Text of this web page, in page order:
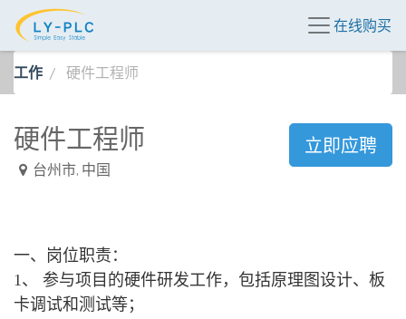
在线购买
工作 硬件工程师
立即应聘
硬件工程师
台州市, 中国
一、岗位职责：
1、 参与项目的硬件研发工作，包括原理图设计、板
卡调试和测试等；